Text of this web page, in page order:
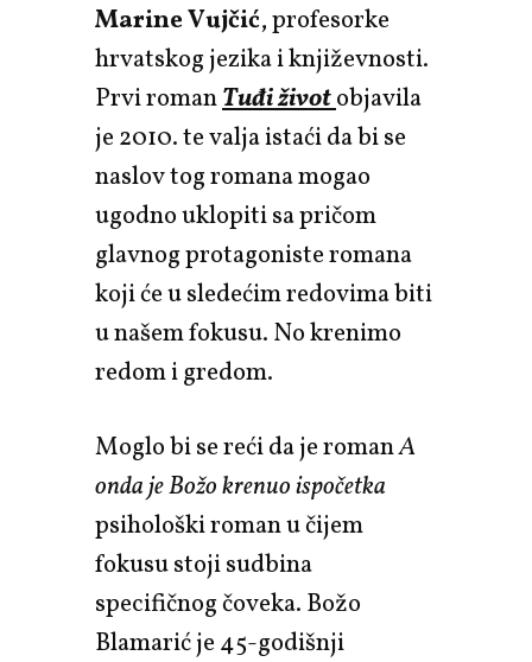
Marine Vujčić, profesorke
hrvatskog jezika i književnosti.
Prvi romanTuđi životobjavila
je 2010. te valja istaći da bi se
naslov tog romana mogao
ugodno uklopiti sa pričom
glavnog protagoniste romana
koji će u sledećim redovima biti
u našem fokusu. No krenimo
redom i gredom.
Moglo bi se reći da je romanA
onda je Božo krenuo ispočetka
psihološki roman u čijem
fokusu stoji sudbina
specifičnog čoveka. Božo
Blamarić je 45-godišnji